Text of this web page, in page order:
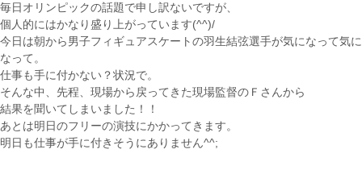
毎日オリンピックの話題で申し訳ないですが、
個人的にはかなり盛り上がっています(^^)/
今日は朝から男子フィギュアスケートの羽生結弦選手が気になって気に
なって。
仕事も手に付かない？状況で。
そんな中、先程、現場から戻ってきた現場監督のＦさんから
結果を聞いてしまいました！！
あとは明日のフリーの演技にかかってきます。
明日も仕事が手に付きそうにありません^^;